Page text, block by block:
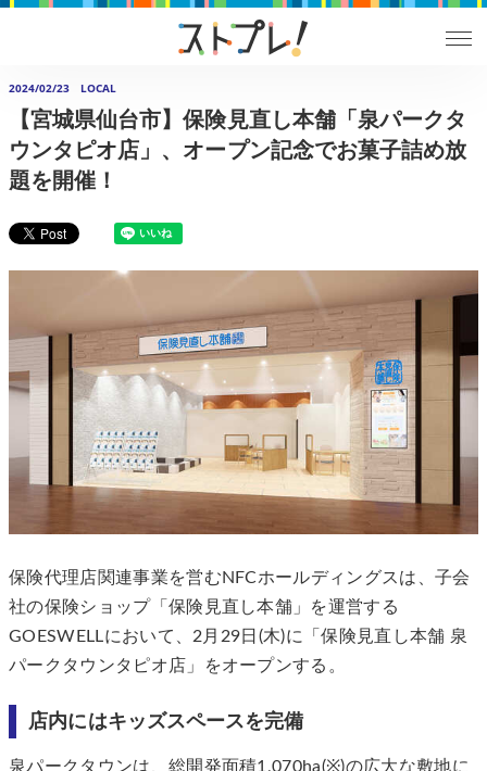
2024/02/23 LOCAL
【宮城県仙台市】保険見直し本舗「泉パークタ
ウンタピオ店」、オープン記念でお菓子詰め放
題を開催！
保険代理店関連事業を営むNFCホールディングスは、子会
社の保険ショップ「保険見直し本舗」を運営する
GOESWELLにおいて、2月29日(木)に「保険見直し本舗 泉
パークタウンタピオ店」をオープンする。
店内にはキッズスペースを完備
泉パークタウンは、総開発面積1,070ha(※)の広大な敷地に